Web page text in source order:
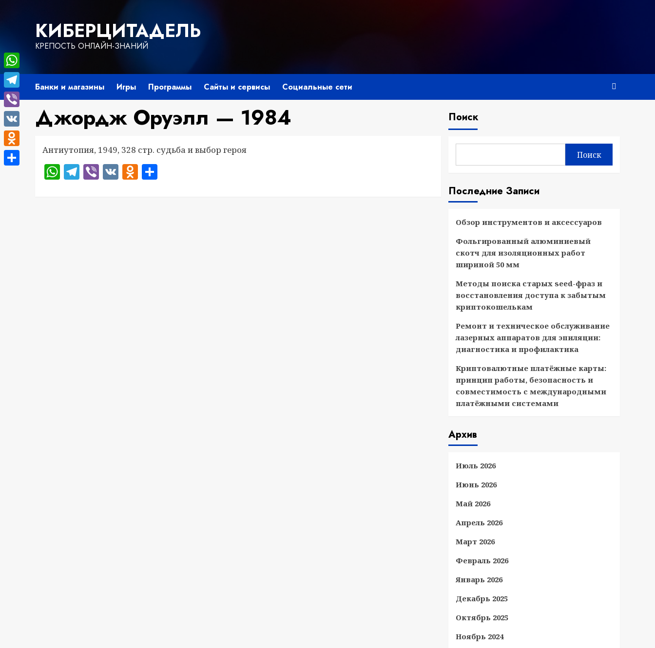
содержимомуКИБЕРЦИТАДЕЛЬ
КРЕПОСТЬ ОНЛАЙН-ЗНАНИЙ
Банки и магазины Игры Программы Сайты и сервисы Социальные сети
Джордж Оруэлл — 1984
Антиутопия, 1949, 328 стр. судьба и выбор героя
WhatsApp
Telegram
Viber
VKOdnoklassniki
Поиск
Поиск
Последние Записи
Обзор инструментов и аксессуаров
Фольгированный алюминиевый
скотч для изоляционных работ
шириной 50 мм
Методы поиска старых seed-фраз и
восстановления доступа к забытым
криптокошелькам
Ремонт и техническое обслуживание
лазерных аппаратов для эпиляции:
диагностика и профилактика
Криптовалютные платёжные карты:
принцип работы, безопасность и
совместимость с международными
платёжными системами
Архив
Июль 2026
Июнь 2026
Май 2026
Апрель 2026
Март 2026
Февраль 2026
Январь 2026
Декабрь 2025
Октябрь 2025
Ноябрь 2024
WhatsApp
Telegram
Viber
VK
Odnoklassniki
Отправить